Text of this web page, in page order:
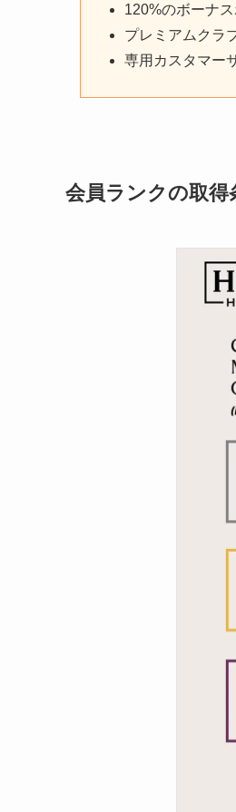
120%のボーナス
プレミアムクラ
専用カスタマー
会員ランクの取得